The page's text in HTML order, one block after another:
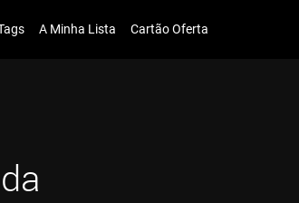
A Minha Lista Cartão Oferta